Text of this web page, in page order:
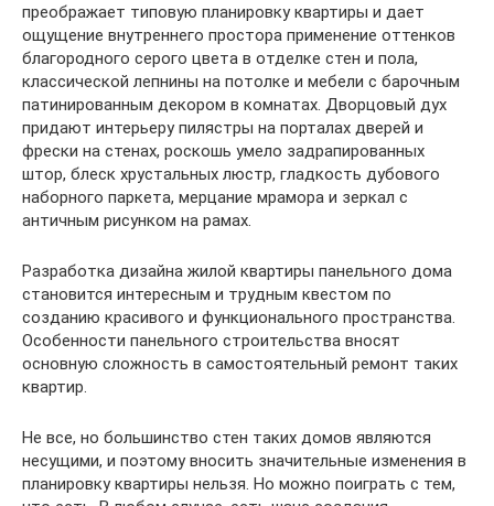
преображает типовую планировку квартиры и дает
ощущение внутреннего простора применение оттенков
благородного серого цвета в отделке стен и пола,
классической лепнины на потолке и мебели с барочным
патинированным декором в комнатах. Дворцовый дух
придают интерьеру пилястры на порталах дверей и
фрески на стенах, роскошь умело задрапированных
штор, блеск хрустальных люстр, гладкость дубового
наборного паркета, мерцание мрамора и зеркал с
античным рисунком на рамах.
Разработка дизайна жилой квартиры панельного дома
становится интересным и трудным квестом по
созданию красивого и функционального пространства.
Особенности панельного строительства вносят
основную сложность в самостоятельный ремонт таких
квартир.
Не все, но большинство стен таких домов являются
несущими, и поэтому вносить значительные изменения в
планировку квартиры нельзя. Но можно поиграть с тем,